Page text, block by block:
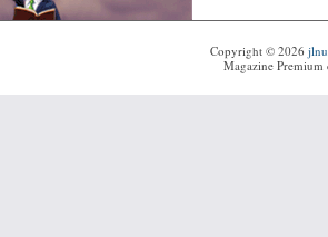
Copyright © 2026
Magazine Premium